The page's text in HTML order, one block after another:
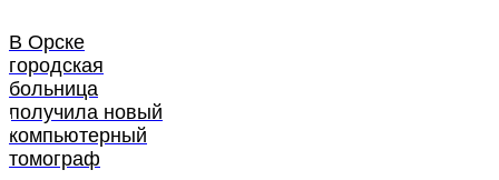
В Орске
городская
больница
получила новый
компьютерный
томограф